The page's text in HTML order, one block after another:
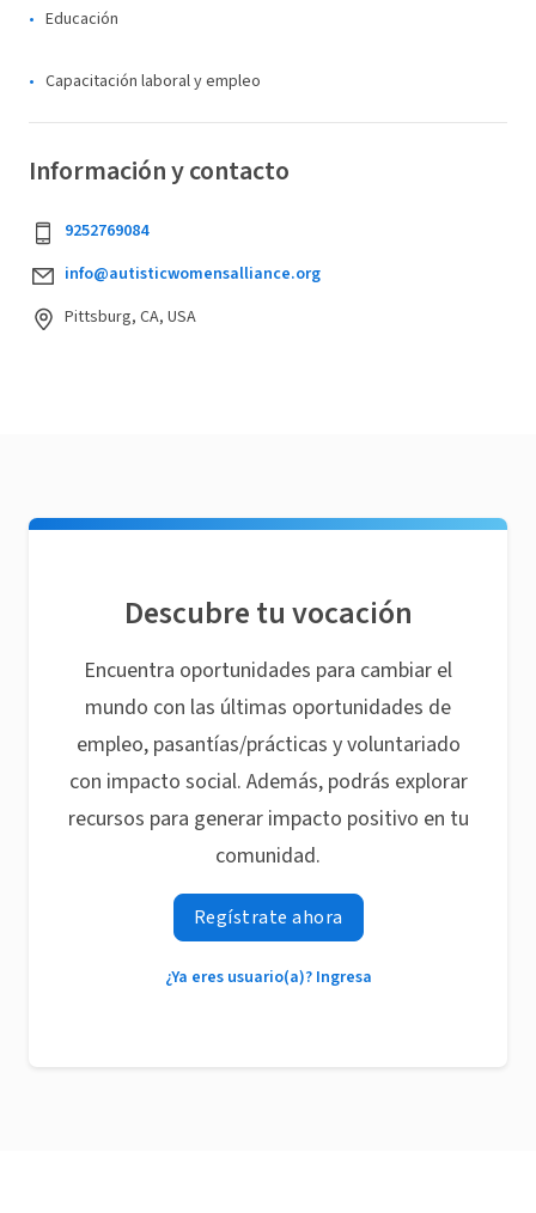
Educación
Capacitación laboral y empleo
Información y contacto
9252769084
info@autisticwomensalliance.org
Pittsburg, CA, USA
Descubre tu vocación
Encuentra oportunidades para cambiar el
mundo con las últimas oportunidades de
empleo, pasantías/prácticas y voluntariado
con impacto social. Además, podrás explorar
recursos para generar impacto positivo en tu
comunidad.
Regístrate ahora
¿Ya eres usuario(a)? Ingresa